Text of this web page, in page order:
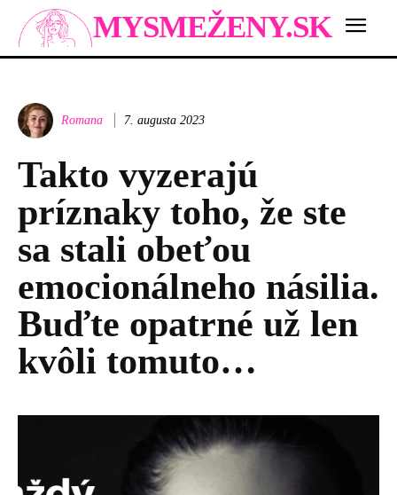
MYSMEŽENY.SK
Romana 7. augusta 2023
Takto vyzerajú
príznaky toho, že ste
sa stali obeťou
emocionálneho násilia.
Buďte opatrné už len
kvôli tomuto…